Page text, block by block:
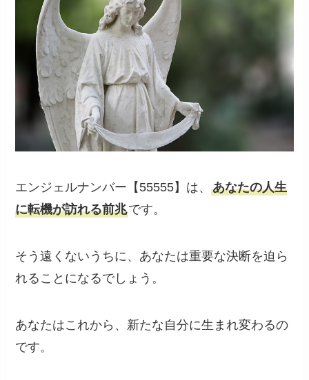
エンジェルナンバー【55555】は、あなたの人生
に転機が訪れる前兆です。
そう遠くないうちに、あなたは重要な決断を迫ら
れることになるでしょう。
あなたはこれから、新たな自分に生まれ変わるの
です。